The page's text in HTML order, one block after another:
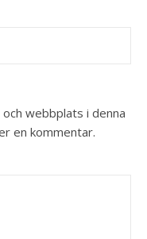
webbplats i denna
en kommentar.